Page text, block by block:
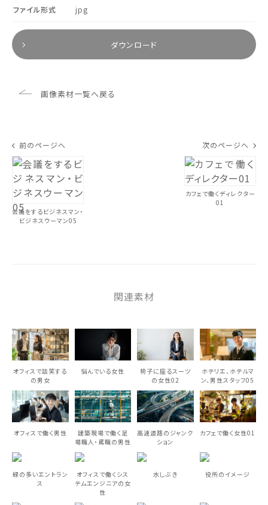
ファイル形式 jpg
ダウンロード
画像素材一覧へ戻る
前のページへ
会議をするビジネスマン・
ビジネスウーマン05
次のページへ
カフェで働くディレクター
01
関連素材
オフィスで談笑する
の男女
悩んでいる女性
椅子に座るスーツ
の女性02
ホテリエ、ホテルマ
ン、男性スタッフ05
オフィスで働く男性
建築現場で働く足
場職人・鳶職の男性
高速道路のジャンク
ション
カフェで働く女性01
緑の多いエントラン
ス
オフィスで働くシス
テムエンジニアの女
性
水しぶき 役所のイメージ